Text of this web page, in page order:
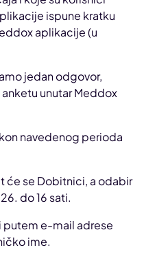
ispune kratku
aplikacije (u
jedan odgovor,
unutar Meddox
navedenog perioda
će se Dobitnici, a odabir
do 16 sati.
e-mail adrese
ime.